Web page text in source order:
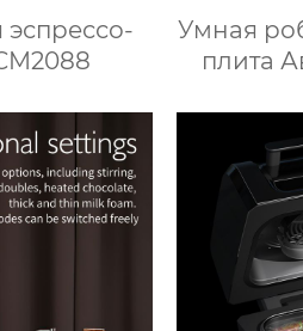
эспрессо-
Умная
плита
для